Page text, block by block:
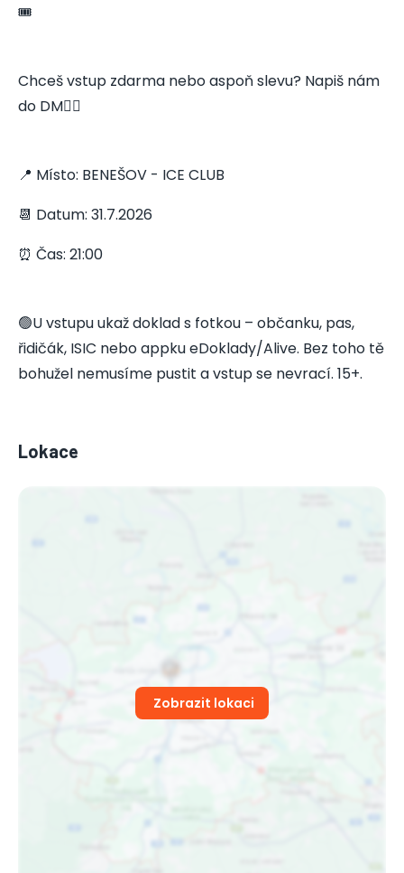
🎟️
Chceš vstup zdarma nebo aspoň slevu? Napiš nám
do DM👇🏻
📍 Místo: BENEŠOV - ICE CLUB
📆 Datum: 31.7.2026
⏰ Čas: 21:00
🟢U vstupu ukaž doklad s fotkou – občanku, pas,
řidičák, ISIC nebo appku eDoklady/Alive. Bez toho tě
bohužel nemusíme pustit a vstup se nevrací. 15+.
Lokace
Zobrazit lokaci